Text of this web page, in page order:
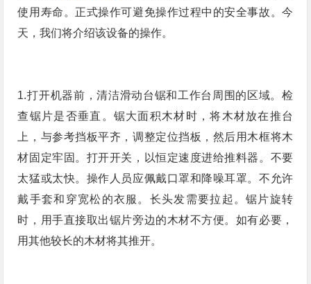
使用寿命。正式操作可避免操作过程中的安全事故。今
天，我们将介绍该设备的操作。
1.打开机器前，清洁滑动台锯和工作台周围的区域。检
查锯片是否垂直。锯大面积木材时，将木材放在推台
上，与参考挡板平齐，调整定位挡板，然后用木框将木
材固定牢固。打开开关，以恒定速度进给推料器。不要
太猛或太快。操作人员应佩戴口罩和降噪耳罩。不允许
戴手套和穿宽松的衣服。长头发需要拉起。锯片旋转
时，用手直接取出锯片旁边的木材不方便。如有必要，
用其他较长的木材将其推开。